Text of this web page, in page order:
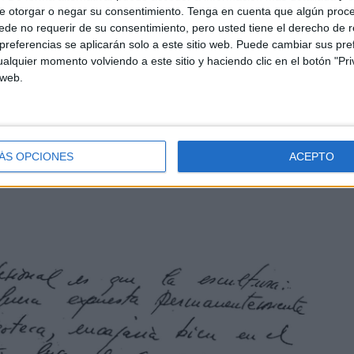
otorgar o negar su consentimiento. Tenga en cuenta que algún
no requerir de su consentimiento, pero usted tiene el derecho de
se aplicarán solo a este sitio web. Puede cambiar sus
momento volviendo a este sitio y haciendo clic en el botón
OPCIONES ACEPTO
en las Escuelas de Bellas Artes, de Sevilla y
que se respiraba en ellas, y con un profesorado que
Santa; y en los mármoles, no imaginaban más que
Pérez Comendador. Mas, un día, aquellas tertulias,
muletas por una enfermedad que dejó paralítico, se
pisar tierras americanas.